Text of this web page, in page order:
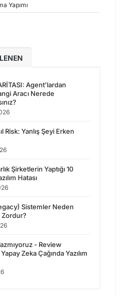
Yapımı
Agent'lardan
Aracı Nerede
Risk: Yanlış Şeyi Erken
Şirketlerin Yaptığı 10
Hatası
Sistemler Neden
- Review
Zeka Çağında Yazılım